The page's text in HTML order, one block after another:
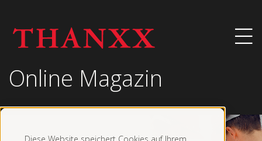
Online Magazin